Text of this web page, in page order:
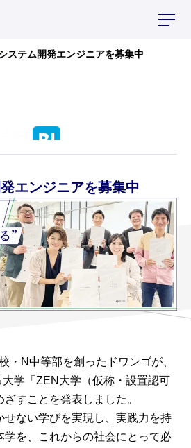
ステム開発エンジニアを募集中
エンジニアを募集中
・N中等部を創ったドワンゴが、
学「ZEN大学（仮称・設置認可
すことを発表しました。
せない学びを実現し、実践力を持
学を、これからの社会にとって必